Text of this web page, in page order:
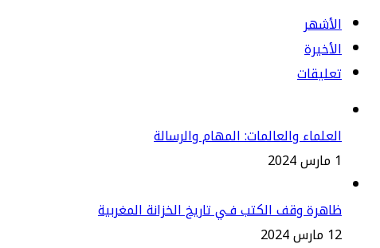
الأشهر
الأخيرة
تعليقات
العلماء والعالمات: المهام والرسالة
1 مارس 2024
ظاهرة وقف الكتب فـي تاريخ الخزانة المغربية
12 مارس 2024